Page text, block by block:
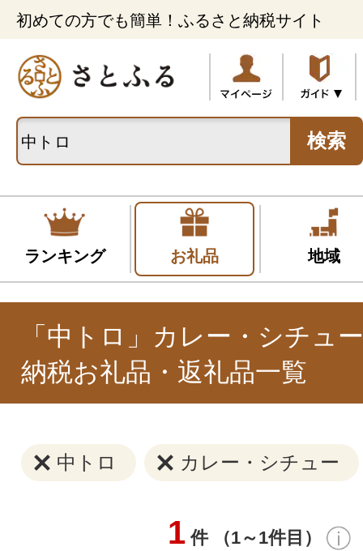
初めての方でも簡単！ふるさと納税サイト
検索
ランキング お礼品 地域
「中トロ」カレー・シチュ
納税お礼品・返礼品一覧
中トロ カレー・シチュー
1 件 （1～1件目）